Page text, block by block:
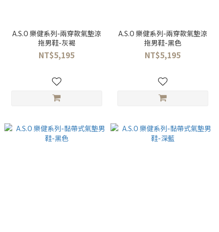
A.S.O 樂健系列-兩穿款氣墊涼
拖男鞋-灰褐
NT$5,195
A.S.O 樂健系列-兩穿款氣墊涼
拖男鞋-黑色
NT$5,195